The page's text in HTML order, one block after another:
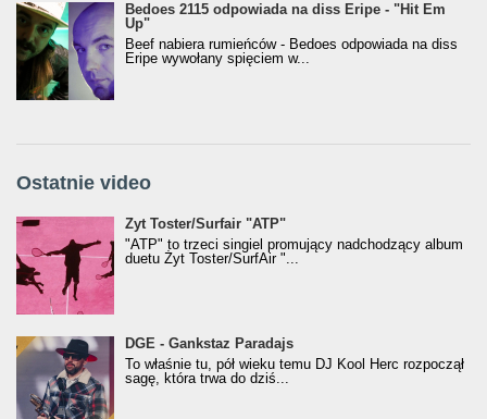
Bedoes 2115 odpowiada na diss Eripe - "Hit Em
Up"
Beef nabiera rumieńców - Bedoes odpowiada na diss
Eripe wywołany spięciem w...
Ostatnie video
Żyt Toster/SurfAir - ATP VIDEO
Żyt Toster/Surfair "ATP"
"ATP" to trzeci singiel promujący nadchodzący album
duetu Żyt Toster/SurfAir "...
donGURALesko z nagrodą za
Klasyczny/Trueschoolowy Album Roku
(Popkillery 2023)
DGE - Gankstaz Paradajs
To właśnie tu, pół wieku temu DJ Kool Herc rozpoczął
sagę, która trwa do dziś...